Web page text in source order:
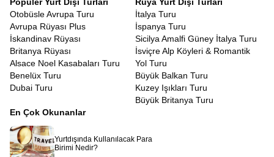
Otobüsle Avrupa Turu
Avrupa Rüyası Plus
İskandinav Rüyası
Britanya Rüyası
Alsace Noel Kasabaları Turu
Benelüx Turu
Dubai Turu
İtalya Turu
İspanya Turu
Sicilya Amalfi Güney İtalya Turu
İsviçre Alp Köyleri & Romantik
Yol Turu
Büyük Balkan Turu
Kuzey Işıkları Turu
Büyük Britanya Turu
En Çok Okunanlar
Yurtdışında Kullanılacak Para
Birimi Nedir?